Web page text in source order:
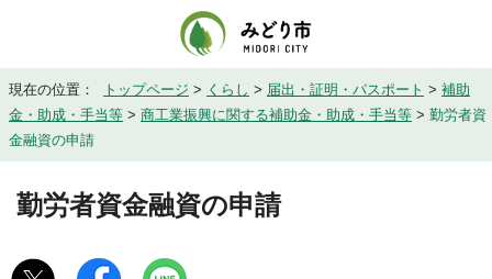
現在の位置： トップページ > くらし > 届出・証明・パスポート > 補助
金・助成・手当等 > 商工業振興に関する補助金・助成・手当等 > 勤労者資
金融資の申請
勤労者資金融資の申請